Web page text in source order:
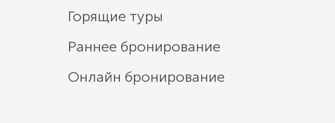
Горящие туры
Раннее бронирование
Онлайн бронирование